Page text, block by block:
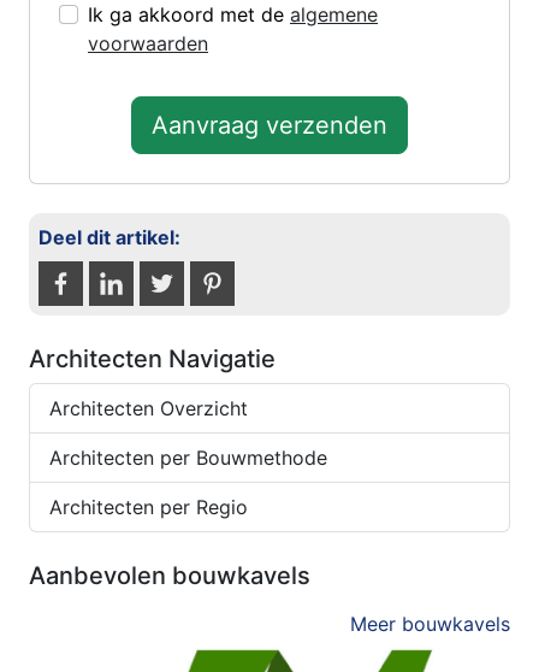
Ik ga akkoord met de algemene
voorwaarden
Aanvraag verzenden
Deel dit artikel:
Architecten Navigatie
Architecten Overzicht
Architecten per Bouwmethode
Architecten per Regio
Aanbevolen bouwkavels
Meer bouwkavels